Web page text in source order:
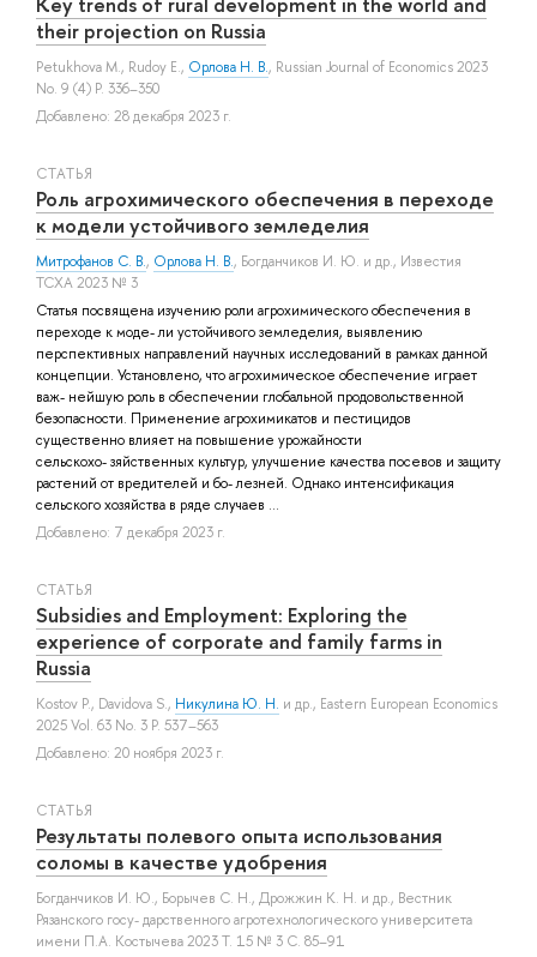
their projection on Russia
Petukhova M., Rudoy E., Орлова Н. В., Russian Journal of Economics 2023
No. 9 (4) P. 336–350
Добавлено: 28 декабря 2023 г.
СТАТЬЯ
Роль агрохимического обеспечения в переходе
к модели устойчивого земледелия
Митрофанов С. В., Орлова Н. В., Богданчиков И. Ю. и др., Известия
ТСХА 2023 № 3
Статья посвящена изучению роли агрохимического обеспечения в
переходе к моде- ли устойчивого земледелия, выявлению
перспективных направлений научных исследований в рамках данной
концепции. Установлено, что агрохимическое обеспечение играет
важ- нейшую роль в обеспечении глобальной продовольственной
безопасности. Применение агрохимикатов и пестицидов
существенно влияет на повышение урожайности
сельскохо- зяйственных культур, улучшение качества посевов и защиту
растений от вредителей и бо- лезней. Однако интенсификация
сельского хозяйства в ряде случаев ...
Добавлено: 7 декабря 2023 г.
СТАТЬЯ
Subsidies and Employment: Exploring the
experience of corporate and family farms in
Russia
Kostov P., Davidova S., Никулина Ю. Н. и др., Eastern European Economics
2025 Vol. 63 No. 3 P. 537–563
Добавлено: 20 ноября 2023 г.
СТАТЬЯ
Результаты полевого опыта использования
соломы в качестве удобрения
Богданчиков И. Ю., Борычев С. Н., Дрожжин К. Н. и др., Вестник
Рязанского госу- дарственного агротехнологического университета
имени П.А. Костычева 2023 Т. 15 № 3 С. 85–91